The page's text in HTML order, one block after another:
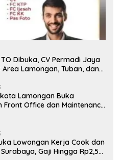
Dibuka, CV Permadi Jaya
Lamongan, Tuban, dan
Lamongan Buka
Front Office dan Maintenance
Lowongan Kerja Cook dan
Gaji Hingga Rp2,5